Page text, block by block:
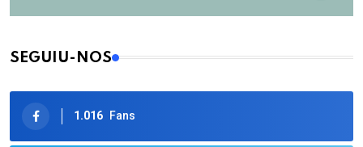
SEGUIU-NOS
1.016 Fans